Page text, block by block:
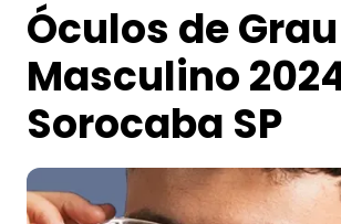
Óculos de Grau
Masculino
Sorocaba SP